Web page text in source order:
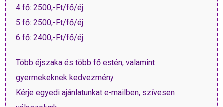
4 fő: 2500,-Ft/fő/éj
5 fő: 2500,-Ft/fő/éj
6 fő: 2400,-Ft/fő/éj
Több éjszaka és több fő estén, valamint
gyermekeknek kedvezmény.
Kérje egyedi ajánlatunkat e-mailben, szívesen